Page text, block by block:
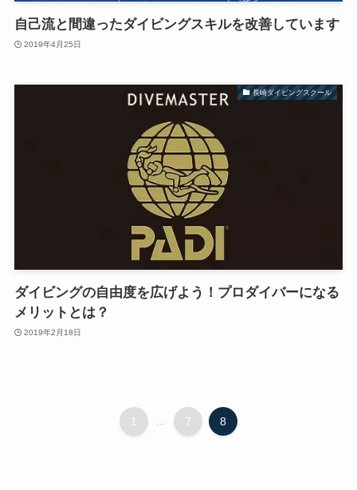
自己流と間違ったダイビングスキルを改善しています
2019年4月25日
長崎ダイビングスクール
ダイビングの自由度を広げよう！プロダイバーになる
メリットとは？
2019年2月18日
1 7 8